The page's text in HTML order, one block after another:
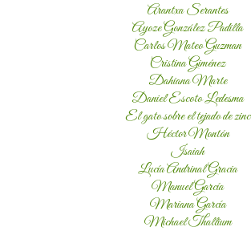
Arantxa Serantes
Ayoze González Padilla
Carlos Mateo Guzman
Cristina Giménez
Dahiana Marte
Daniel Escoto Ledesma
El gato sobre el tejado de zinc
Héctor Montón
Isaiah
Lucía Andrinal Gracia
Manuel García
Mariana García
Michael Thallium